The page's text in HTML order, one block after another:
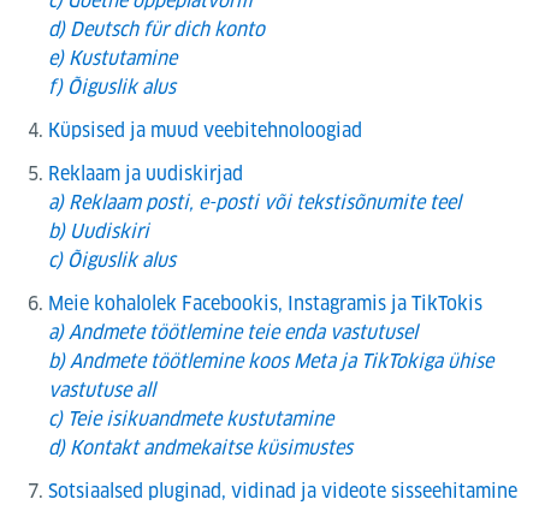
d) Deutsch für dich konto
e) Kustutamine
f) Õiguslik alus
Küpsised ja muud veebitehnoloogiad
Reklaam ja uudiskirjad
a) Reklaam posti, e-posti või tekstisõnumite teel
b) Uudiskiri
c) Õiguslik alus
Meie kohalolek Facebookis, Instagramis ja TikTokis
a) Andmete töötlemine teie enda vastutusel
b) Andmete töötlemine koos Meta ja TikTokiga ühise
vastutuse all
c) Teie isikuandmete kustutamine
d) Kontakt andmekaitse küsimustes
Sotsiaalsed pluginad, vidinad ja videote sisseehitamine